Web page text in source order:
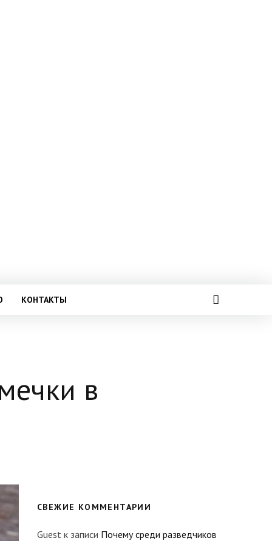
КОНТАКТЫ
в
СВЕЖИЕ КОММЕНТАРИИ
Guest к записи Почему среди разведчиков